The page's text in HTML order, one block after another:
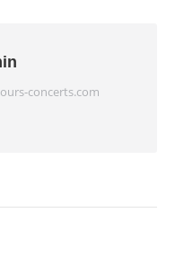
concerts.com